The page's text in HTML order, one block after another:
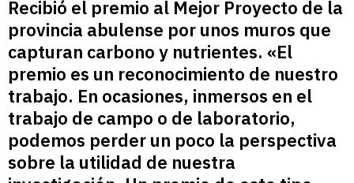
Recibió el premio al Mejor Proyecto de la
provincia abulense por unos muros que
capturan carbono y nutrientes. «El
premio es un reconocimiento de nuestro
trabajo. En ocasiones, inmersos en el
trabajo de campo o de laboratorio,
podemos perder un poco la perspectiva
sobre la utilidad de nuestra